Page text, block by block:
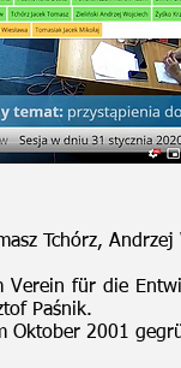
Tchórz,
für die
Paśnik.
Oktober 2001